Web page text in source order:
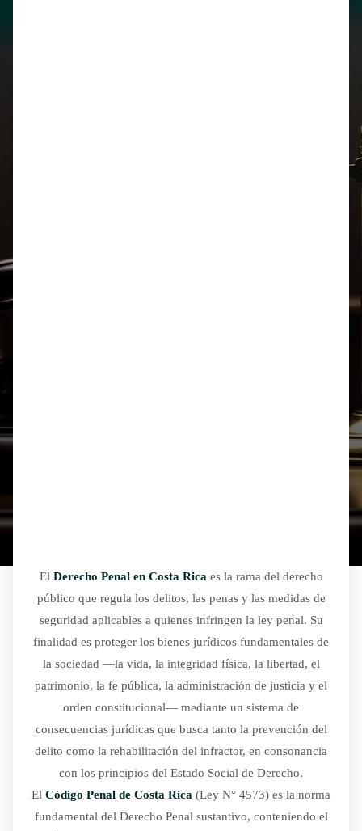
El Derecho Penal en Costa Rica es la rama del derecho
público que regula los delitos, las penas y las medidas de
seguridad aplicables a quienes infringen la ley penal. Su
finalidad es proteger los bienes jurídicos fundamentales de
la sociedad —la vida, la integridad física, la libertad, el
patrimonio, la fe pública, la administración de justicia y el
orden constitucional— mediante un sistema de
consecuencias jurídicas que busca tanto la prevención del
delito como la rehabilitación del infractor, en consonancia
con los principios del Estado Social de Derecho.
El Código Penal de Costa Rica (Ley N° 4573) es la norma
fundamental del Derecho Penal sustantivo, conteniendo el